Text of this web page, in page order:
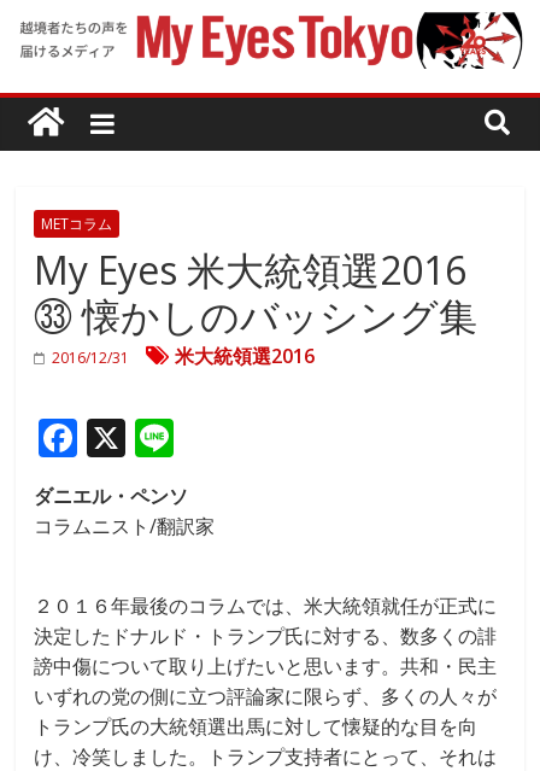
METコラム
My Eyes 米大統領選2016
㉝ 懐かしのバッシング集
2016/12/31 米大統領選2016
F
ac
e
o
o
k
X
n
e
ダニエル・ペンソ
コラムニスト/翻訳家
２０１６年最後のコラムでは、米大統領就任が正式に
決定したドナルド・トランプ氏に対する、数多くの誹
謗中傷について取り上げたいと思います。共和・民主
いずれの党の側に立つ評論家に限らず、多くの人々が
トランプ氏の大統領選出馬に対して懐疑的な目を向
け、冷笑しました。トランプ支持者にとって、それは